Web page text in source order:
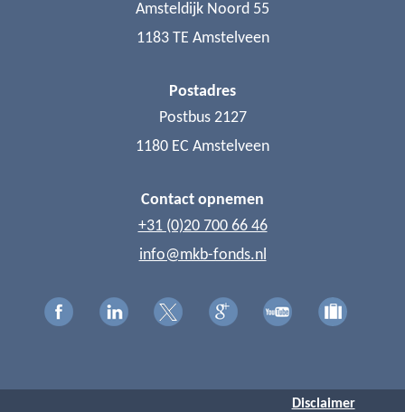
Amsteldijk Noord 55
1183 TE Amstelveen
Postadres
Postbus 2127
1180 EC Amstelveen
Contact opnemen
+31 (0)20 700 66 46
info@mkb-fonds.nl
Disclaimer